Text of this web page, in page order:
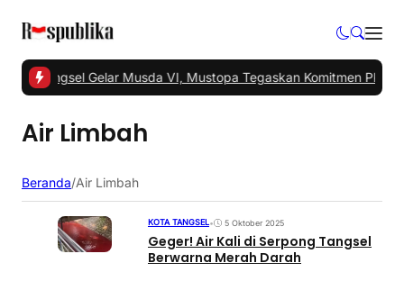
PKS Tangsel Gelar Musda VI, Mustopa Tegaskan Komitmen PKS
Air Limbah
Beranda/Air Limbah
KOTA TANGSEL• 5 Oktober 2025
Geger! Air Kali di Serpong Tangsel
Berwarna Merah Darah